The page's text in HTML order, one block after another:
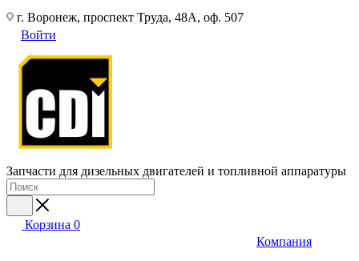
г. Воронеж, проспект Труда, 48А, оф. 507
Войти
Запчасти для дизельных двигателей и топливной аппаратуры
Корзина 0
Компания